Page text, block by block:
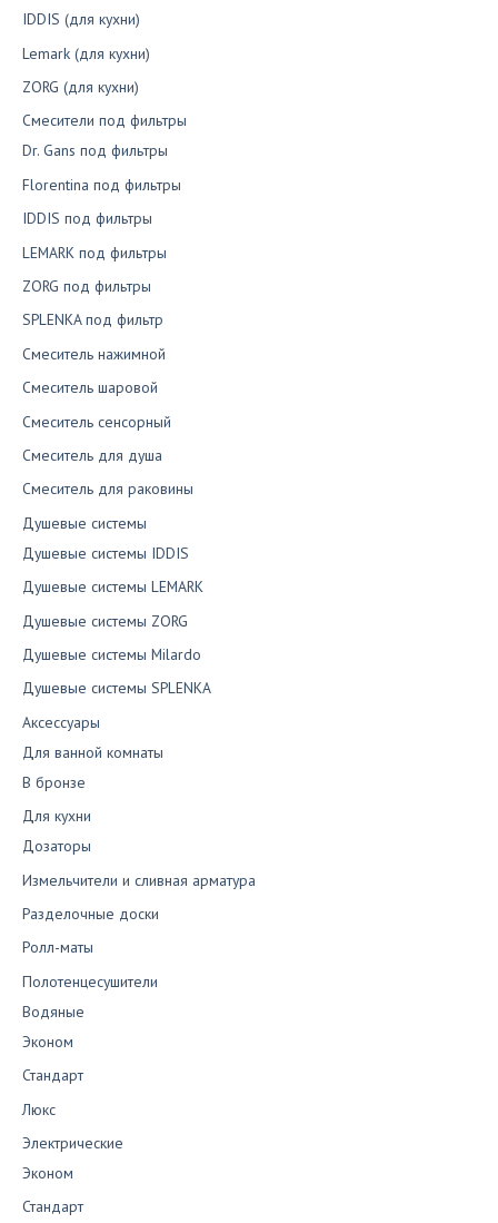
IDDIS (для кухни)
Lemark (для кухни)
ZORG (для кухни)
Смесители под фильтры
Dr. Gans под фильтры
Florentina под фильтры
IDDIS под фильтры
LEMARK под фильтры
ZORG под фильтры
SPLENKA под фильтр
Смеситель нажимной
Смеситель шаровой
Смеситель сенсорный
Смеситель для душа
Смеситель для раковины
Душевые системы
Душевые системы IDDIS
Душевые системы LEMARK
Душевые системы ZORG
Душевые системы Milardo
Душевые системы SPLENKA
Аксессуары
Для ванной комнаты
В бронзе
Для кухни
Дозаторы
Измельчители и сливная арматура
Разделочные доски
Ролл-маты
Полотенцесушители
Водяные
Эконом
Стандарт
Люкс
Электрические
Эконом
Стандарт